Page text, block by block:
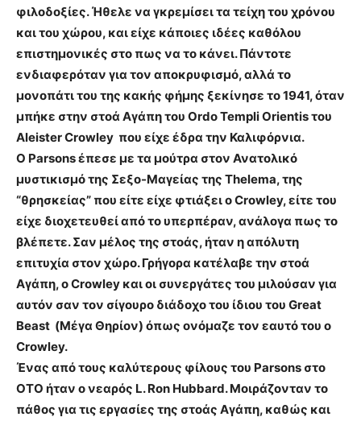
φιλοδοξίες. Ήθελε να γκρεμίσει τα τείχη του χρόνου
και του χώρου, και είχε κάποιες ιδέες καθόλου
επιστημονικές στο πως να το κάνει. Πάντοτε
ενδιαφερόταν για τον αποκρυφισμό, αλλά το
μονοπάτι του της κακής φήμης ξεκίνησε το 1941, όταν
μπήκε στην στοά Αγάπη του Ordo Templi Orientis του
Aleister Crowley που είχε έδρα την Καλιφόρνια.
Ο Parsons έπεσε με τα μούτρα στον Ανατολικό
μυστικισμό της Σεξο-Μαγείας της Thelema, της
“θρησκείας” που είτε είχε φτιάξει ο Crowley, είτε του
είχε διοχετευθεί από το υπερπέραν, ανάλογα πως το
βλέπετε. Σαν μέλος της στοάς, ήταν η απόλυτη
επιτυχία στον χώρο. Γρήγορα κατέλαβε την στοά
Αγάπη, ο Crowley και οι συνεργάτες του μιλούσαν για
αυτόν σαν τον σίγουρο διάδοχο του ίδιου του Great
Beast (Μέγα Θηρίον) όπως ονόμαζε τον εαυτό του ο
Crowley.
Ένας από τους καλύτερους φίλους του Parsons στο
ΟΤΟ ήταν ο νεαρός L. Ron Hubbard. Μοιράζονταν το
πάθος για τις εργασίες της στοάς Αγάπη, καθώς και